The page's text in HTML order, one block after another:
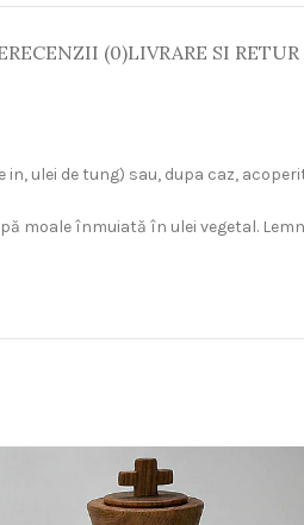
RECENZII (0)LIVRARE SI RETUR
ulei de tung) sau, dupa caz,
moale înmuiată în ulei vegetal.